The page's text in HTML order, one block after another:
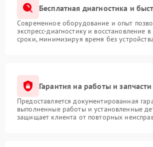
Бесплатная диагностика и
Современное оборудование и опыт
экспресс-диагностику и восстановление
сроки, минимизируя время без
Гарантия на работы и запчасти
Предоставляется документированная
выполненные работы и установленные
защищает клиента от повторных